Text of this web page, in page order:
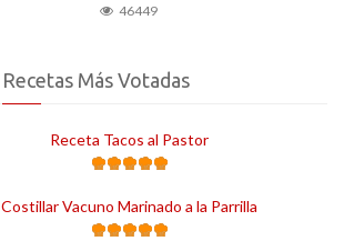
46449
Recetas Más Votadas
Receta Tacos al Pastor
Costillar Vacuno Marinado a la Parrilla